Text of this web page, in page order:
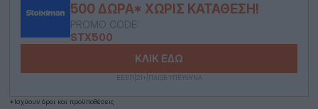
500 ΔΏΡΑ* ΧΩΡΊΣ ΚΑΤΆΘΕΣΗ!
PROMO CODE:
STX500
ΕΕΕΠ|21+|ΠΑΙΞΕ ΥΠΕΥΘΥΝΑ
ΚΛΙΚ ΕΔΩ
*Ισχύουν όροι και προϋποθέσεις